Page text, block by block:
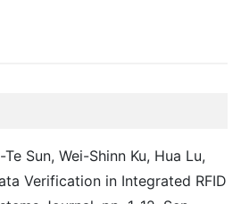
Sun, Wei-Shinn Ku, Hua Lu,
Verification in Integrated RFID